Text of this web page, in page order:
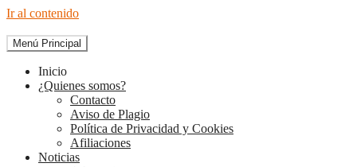
Ir al contenido
The Diary of Books
Menú Principal
Inicio
¿Quienes somos?
Contacto
Aviso de Plagio
Política de Privacidad y Cookies
Afiliaciones
Noticias